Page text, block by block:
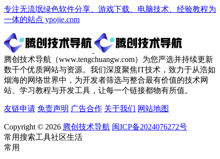
专注无流氓绿色软件分享、游戏下载、电脑技术、经验教程为
一体的站点 ypojie.com
腾创技术导航（www.tengchuangw.com）为您严选并持续更新
数千个优质网站与资源。我们深度聚焦IT技术，致力于从浩如
烟海的网络世界中，为开发者筛选与整合最有价值的技术网
站、学习教程与开发工具，让每一个链接都物有所值。
友链申请 免责声明 广告合作 关于我们 网站地图
Copyright © 2026 腾创技术导航 闽ICP备2024076272号
常用搜索工具社区生活
常用